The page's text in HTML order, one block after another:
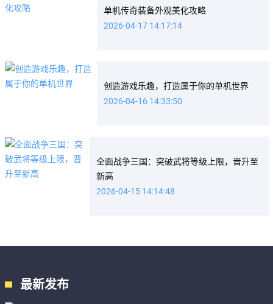
单机传奇装备外观美化攻略
2026-04-17 14:17:14
创造游戏乐趣，打造属于你的单机世界
2026-04-16 14:33:50
全面战争三国：突破武将等级上限，晋升至
新高
2026-04-15 14:14:48
最新发布